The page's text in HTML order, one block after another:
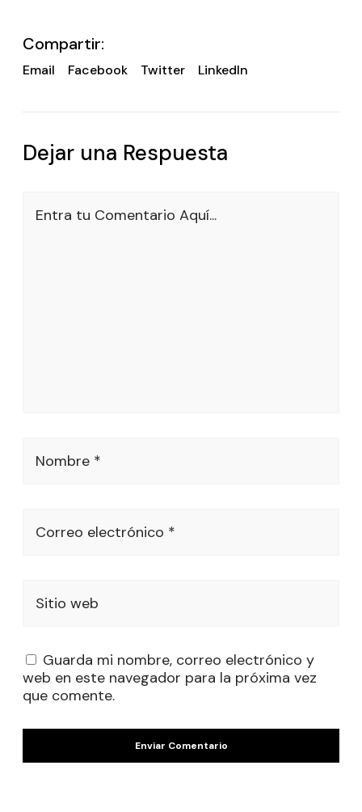
Compartir:
Email Facebook Twitter LinkedIn
Dejar una Respuesta
Entra tu Comentario Aquí...
Nombre *
Correo electrónico *
Sitio web
Guarda mi nombre, correo electrónico y
web en este navegador para la próxima vez
que comente.